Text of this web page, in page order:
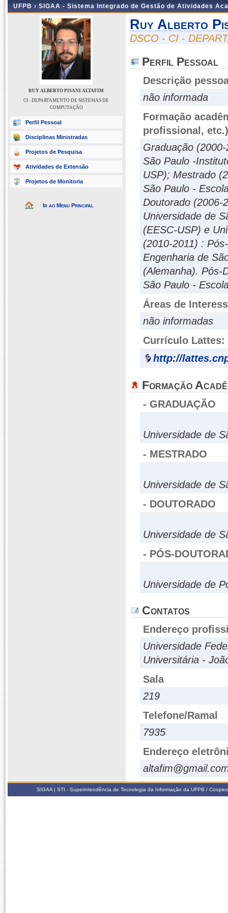
UFPB › SIGAA - Sistema Integrado de Gestão de Atividades
RUY ALBERTO PISANI ALTAFIM
CI - DEPARTAMENTO DE SISTEMAS DE
COMPUTAÇÃO
Perfil Pessoal
Disciplinas Ministradas
Projetos de Pesquisa
Atividades de Extensão
Projetos de Monitoria
Ir ao Menu Principal
Ruy Alberto
DSCO - CI -
Perfil Pessoal
Descrição
não informada
Formação
profissional, etc.)
Graduação
São Paulo -
USP); Mestrado
São Paulo -
Doutorado (2006-
Universidade de
(EESC-USP) e
(2010-2011) :
Engenharia de
(Alemanha). Pós-
São Paulo -
Áreas de
não informadas
Currículo Lattes:
http://
Formação
- GRADUAÇÃO
Universidade de
- MESTRADO
Universidade de
- DOUTORADO
Universidade de
- PÓS-
Universidade de
Contatos
Endereço
Universidade
Universitária -
Sala
219
Telefone/Ramal
7935
Endereço
SIGAA | STI - Superintendência de Tecnologia da Informação da UFPB /